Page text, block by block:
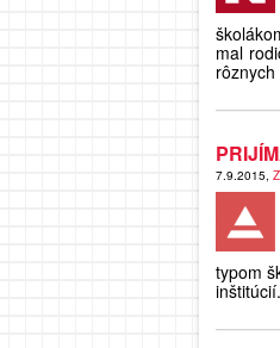
mal
7.9.2015,
typom
inštitúcií.